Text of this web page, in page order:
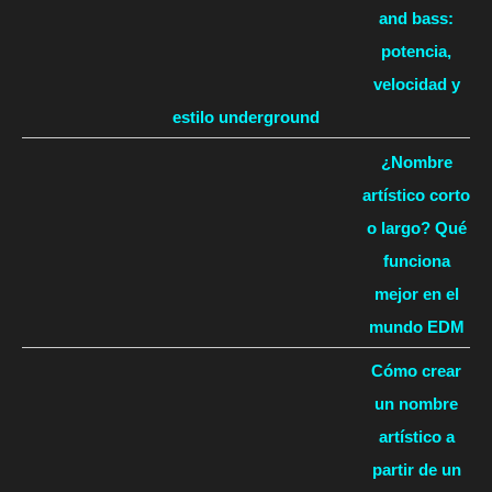
and bass:
potencia,
velocidad y
estilo underground
¿Nombre
artístico corto
o largo? Qué
funciona
mejor en el
mundo EDM
Cómo crear
un nombre
artístico a
partir de un